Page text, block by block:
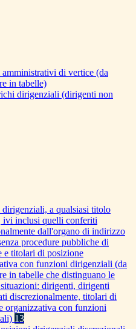
di vertice (da
in tabelle)
dirigenziali (dirigenti non
a qualsiasi titolo
ivi inclusi quelli conferiti
dall'organo di indirizzo
procedure pubbliche di
e titolari di posizione
con funzioni dirigenziali (da
in tabelle che distinguano le
dirigenti, dirigenti
discrezionalmente, titolari di
organizzativa con funzioni
13